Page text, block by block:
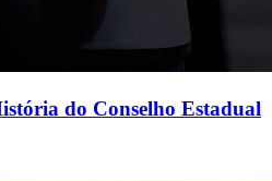
do Conselho Estadual